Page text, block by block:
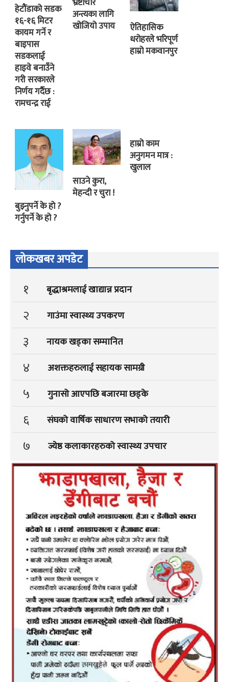
हेटौंडाको सडक
१६-१६ मिटर
कायम गर्ने र
बाइपास
सडकलाई
हाइवे बनाउँने
गरी सरकारले
निर्णय गर्दैछ :
रामचन्द्र राई
अन्त्यका लागि
खोजियो उपाय
ऐतिहासिक
धरोहरले भरिपूर्ण
हाम्रो मकवानपुर
बुझ्नुपर्ने के हो ?
गर्नुपर्ने के हो ?
साउने कुरा,
मेहन्दी र चुरा !
हाम्रो काम
अनुगमन मात्र :
खुलाल
लोकखबर अपडेट
१ बृद्धाश्रमलाई खाद्यान्न प्रदान
२ गाउंमा स्वास्थ्य उपकरण
३ नायक खड्का सम्मानित
४ अशक्तहरुलाई सहायक सामग्री
५ गुनासो आएपछि बजारमा छड्के
६ संघको वार्षिक साधारण सभाको तयारी
७ ज्येष्ठ कलाकारहरुको स्वास्थ्य उपचार